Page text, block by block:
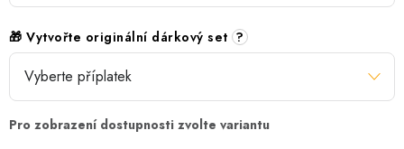
🎁 Vytvořte originální dárkový set ?